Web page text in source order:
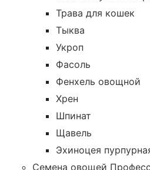
Трава для кошек
Тыква
Укроп
Фасоль
Фенхель овощной
Хрен
Шпинат
Щавель
Эхиноцея
Семена овощей